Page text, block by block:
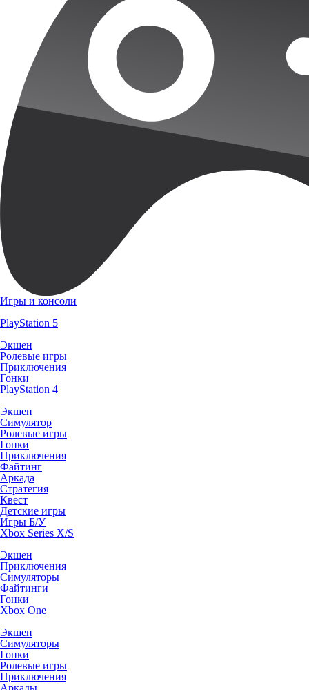
Игры и консоли
PlayStation 5
Экшен
Ролевые игры
Приключения
Гонки
PlayStation 4
Экшен
Симулятор
Ролевые игры
Гонки
Приключения
Файтинг
Аркада
Стратегия
Квест
Детские игры
Игры Б/У
Xbox Series X/S
Экшен
Приключения
Симуляторы
Файтинги
Гонки
Xbox One
Экшен
Симуляторы
Гонки
Ролевые игры
Приключения
Аркады